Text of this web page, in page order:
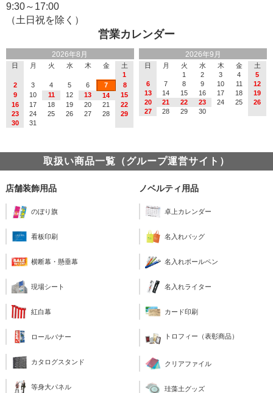
営業カレンダー
2026年8月
日 月 火 水 木 金
土
1
2
3 4 5 6 7
8
9
10 11 12 13 14
15
16
17 18 19 20 21
22
23
24 25 26 27 28
29
30
31
2026年9月
日 月 火 水 木 金
土
1
2 3 4
5
6
7 8 9 10 11
12
13
14 15 16 17 18
19
20
21 22 23 24 25
26
27
28 29 30
9:30～17:00
（土日祝を除く）
取扱い商品一覧（グループ運営サイト）
店舗装飾用品
のぼり旗
看板印刷
横断幕・懸垂幕
現場シート
紅白幕
ロールバナー
カタログスタンド
等身大パネル
ノベルティ用品
卓上カレンダー
名入れバッグ
名入れボールペン
名入れライター
カード印刷
トロフィー（表彰商品）
クリアファイル
珪藻土グッズ